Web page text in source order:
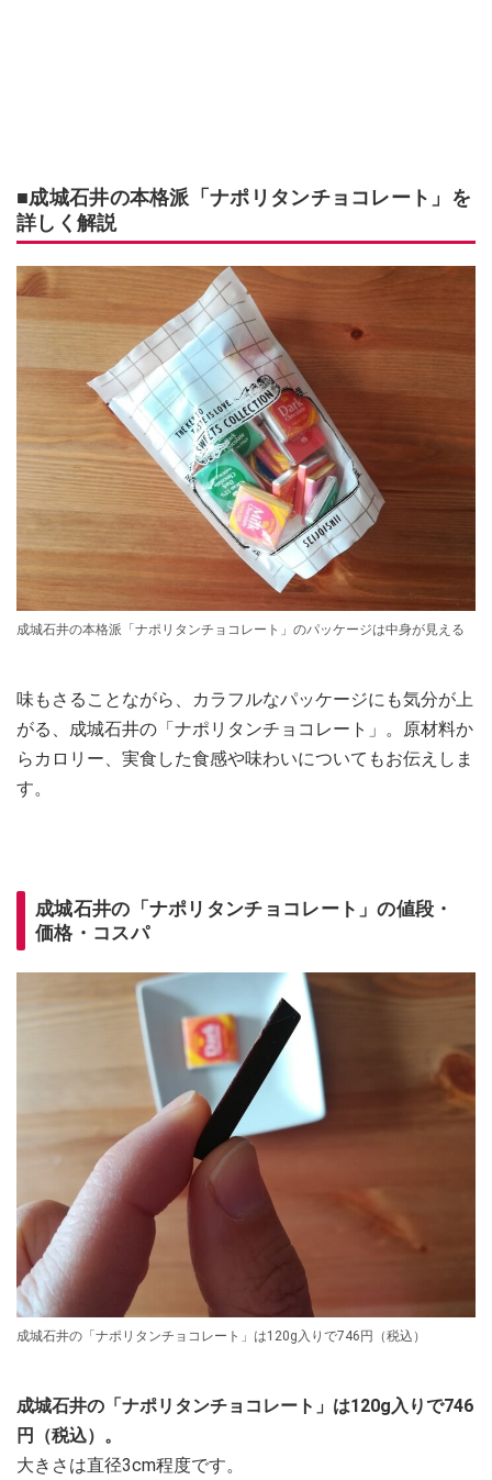
■成城石井の本格派「ナポリタンチョコレート」を
詳しく解説
成城石井の本格派「ナポリタンチョコレート」のパッケージは中身が見える
味もさることながら、カラフルなパッケージにも気分が上
がる、成城石井の「ナポリタンチョコレート」。原材料か
らカロリー、実食した食感や味わいについてもお伝えしま
す。
成城石井の「ナポリタンチョコレート」の値段・
価格・コスパ
成城石井の「ナポリタンチョコレート」は120g入りで746円（税込）
成城石井の「ナポリタンチョコレート」は120g入りで746
円（税込）。
大きさは直径3cm程度です。